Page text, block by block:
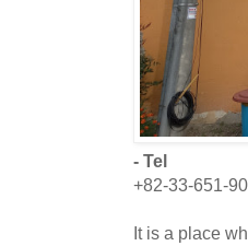
- Tel
+82-33-651-
It is a place